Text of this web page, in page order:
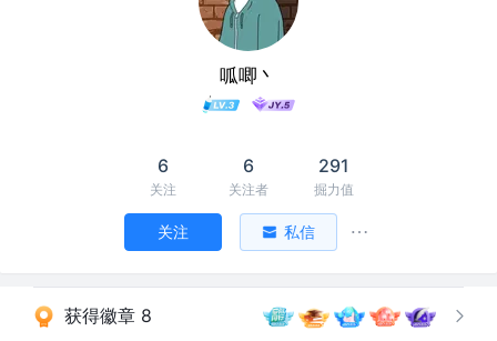
呱唧丶
6
关注
6
关注者
291
掘力值
关注 私信
获得徽章 8